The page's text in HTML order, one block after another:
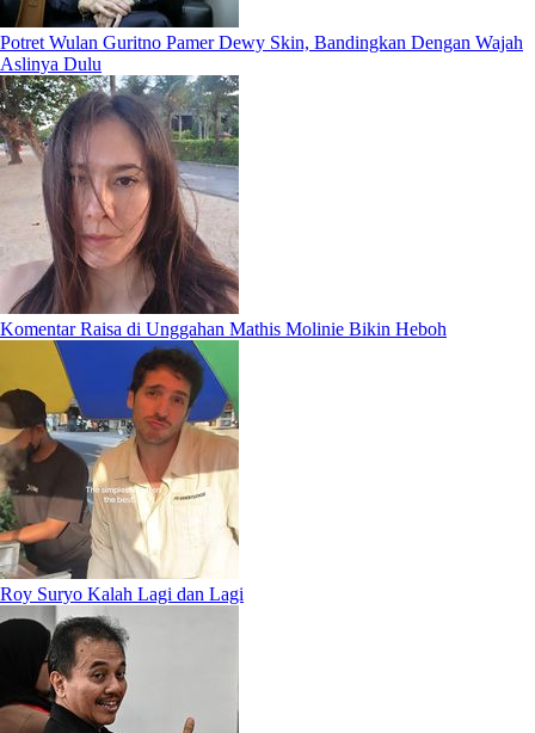
Potret Wulan Guritno Pamer Dewy Skin, Bandingkan Dengan Wajah
Aslinya Dulu
Komentar Raisa di Unggahan Mathis Molinie Bikin Heboh
Roy Suryo Kalah Lagi dan Lagi